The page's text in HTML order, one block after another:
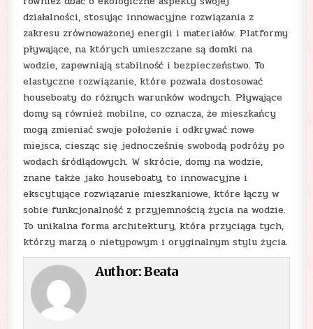
działalności, stosując innowacyjne rozwiązania z
zakresu zrównoważonej energii i materiałów. Platformy
pływające, na których umieszczane są domki na
wodzie, zapewniają stabilność i bezpieczeństwo. To
elastyczne rozwiązanie, które pozwala dostosować
houseboaty do różnych warunków wodnych. Pływające
domy są również mobilne, co oznacza, że ​​mieszkańcy
mogą zmieniać swoje położenie i odkrywać nowe
miejsca, ciesząc się jednocześnie swobodą podróży po
wodach śródlądowych. W skrócie, domy na wodzie,
znane także jako houseboaty, to innowacyjne i
ekscytujące rozwiązanie mieszkaniowe, które łączy w
sobie funkcjonalność z przyjemnością życia na wodzie.
To unikalna forma architektury, która przyciąga tych,
którzy marzą o nietypowym i oryginalnym stylu życia.
Author:Beata